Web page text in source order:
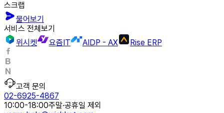
스크랩
물어보기
서비스 전체보기
위시켓
요즘IT AIDP - AX Rise ERP
고객 문의
02-6925-4867
10:00-18:00주말·공휴일 제외